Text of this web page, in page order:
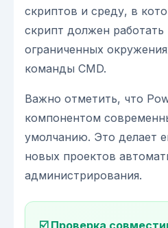
скриптов и среду, в
скрипт должен
ограниченных
команды CMD.
Важно отметить, что
компонентом
умолчанию. Это делает
новых проектов
администрирования.